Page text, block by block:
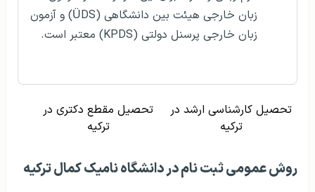
زبان خارجی هیئت بین‌ دانشگاهی (ÜDS) و آزمون
زبان خارجی پرسنل دولتی (KPDS) معتبر است.
تحصیل کارشناسی ارشد در
ترکیه
تحصیل مقطع دکتری در
ترکیه
روش عمومی ثبت نام در دانشگاه نامیک کمال ترکیه